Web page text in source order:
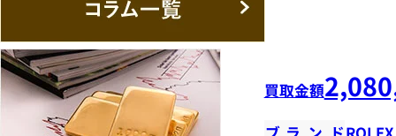
買取金額